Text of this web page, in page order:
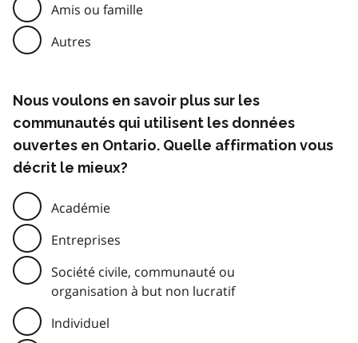
Amis ou famille
Autres
Nous voulons en savoir plus sur les
communautés qui utilisent les données
ouvertes en Ontario. Quelle affirmation vous
décrit le mieux?
Académie
Entreprises
Société civile, communauté ou
organisation à but non lucratif
Individuel